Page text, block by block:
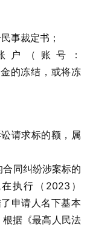
事裁定书；
户（账号：
金的冻结，或将冻
请求标的额，属
同纠纷涉案标的
执行（2023）
申请人名下基本
据《最高人民法